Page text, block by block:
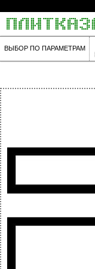
ВЫБОР ПО ПАРАМЕТРАМ